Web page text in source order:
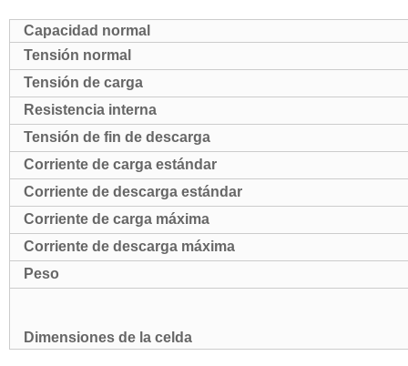
Capacidad normal
Tensión normal
Tensión de carga
Resistencia interna
Tensión de fin de descarga
Corriente de carga estándar
Corriente de descarga estándar
Corriente de carga máxima
Corriente de descarga máxima
Peso
Dimensiones de la celda